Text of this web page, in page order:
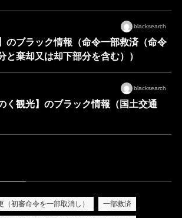
blacksearch
のブラック情報（命令一部救済（命令
と棄却又は却下部分を含む））
blacksearch
く観光】のブラック情報（国土交通
（初審命令を一部取消し） 一部救済